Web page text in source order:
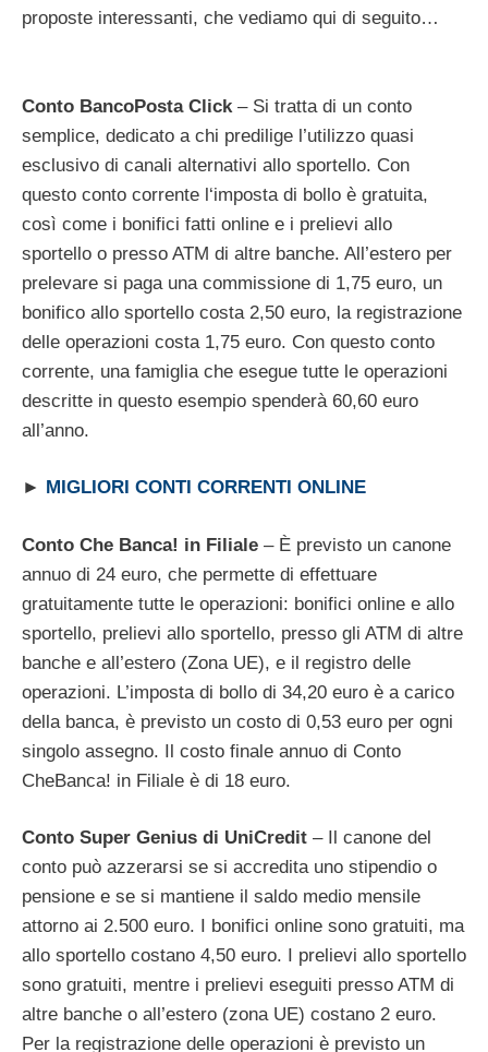
proposte interessanti, che vediamo qui di seguito…
Conto BancoPosta Click– Si tratta di un conto
semplice, dedicato a chi predilige l’utilizzo quasi
esclusivo di canali alternativi allo sportello. Con
questo conto corrente l‘imposta di bollo è gratuita,
così come i bonifici fatti online e i prelievi allo
sportello o presso ATM di altre banche. All’estero per
prelevare si paga una commissione di 1,75 euro, un
bonifico allo sportello costa 2,50 euro, la registrazione
delle operazioni costa 1,75 euro. Con questo conto
corrente, una famiglia che esegue tutte le operazioni
descritte in questo esempio spenderà 60,60 euro
all’anno.
► MIGLIORI CONTI CORRENTI ONLINE
Conto Che Banca! in Filiale – È previsto un canone
annuo di 24 euro, che permette di effettuare
gratuitamente tutte le operazioni: bonifici online e allo
sportello, prelievi allo sportello, presso gli ATM di altre
banche e all’estero (Zona UE), e il registro delle
operazioni. L’imposta di bollo di 34,20 euro è a carico
della banca, è previsto un costo di 0,53 euro per ogni
singolo assegno. Il costo finale annuo di Conto
CheBanca! in Filiale è di 18 euro.
Conto Super Genius di UniCredit – Il canone del
conto può azzerarsi se si accredita uno stipendio o
pensione e se si mantiene il saldo medio mensile
attorno ai 2.500 euro. I bonifici online sono gratuiti, ma
allo sportello costano 4,50 euro. I prelievi allo sportello
sono gratuiti, mentre i prelievi eseguiti presso ATM di
altre banche o all’estero (zona UE) costano 2 euro.
Per la registrazione delle operazioni è previsto un